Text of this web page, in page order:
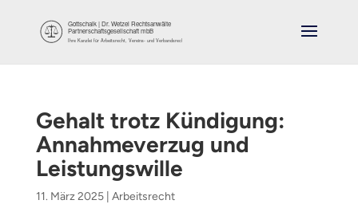
Gehalt trotz Kündigung:
Annahmeverzug und
Leistungswille
11. März 2025| Arbeitsrecht